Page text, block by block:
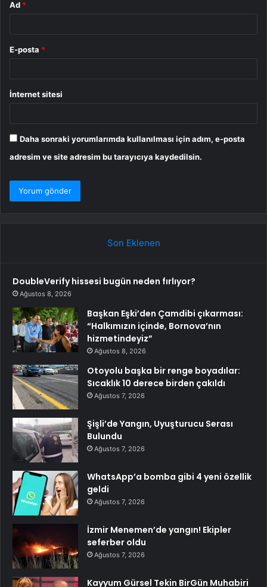
Ad *
E-posta *
İnternet sitesi
Daha sonraki yorumlarımda kullanılması için adım, e-posta
adresim ve site adresim bu tarayıcıya kaydedilsin.
Son Eklenen
DoubleVerify hissesi bugün neden fırlıyor?
Ağustos 8, 2026
Başkan Eşki’den Çamdibi çıkarması:
“Halkımızın içinde, Bornova’nın
hizmetindeyiz”
Ağustos 8, 2026
Otoyolu başka bir renge boyadılar:
Sıcaklık 10 derece birden çakıldı
Ağustos 7, 2026
Şişli’de Yangın, Uyuşturucu Serası
Bulundu
Ağustos 7, 2026
WhatsApp’a bomba gibi 4 yeni özellik
geldi
Ağustos 7, 2026
İzmir Menemen’de yangın! Ekipler
seferber oldu
Ağustos 7, 2026
Kayyum Gürsel Tekin BirGün Muhabiri